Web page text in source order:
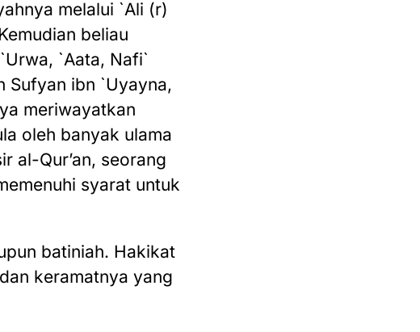
melalui `Ali (r)
beliau
`Aata, Nafi`
Sufyan ibn `Uyayna,
meriwayatkan
oleh banyak ulama
al-Qur’an, seorang
syarat untuk
batiniah. Hakikat
keramatnya yang